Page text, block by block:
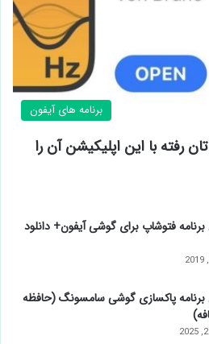
برنامه های آیفون
رفته با این اپلیکیشن آن را
برنامه فتوشاپ برای گوشی آیفون+ دانلود
برنامه پاکسازی گوشی سامسونگ (حافظه